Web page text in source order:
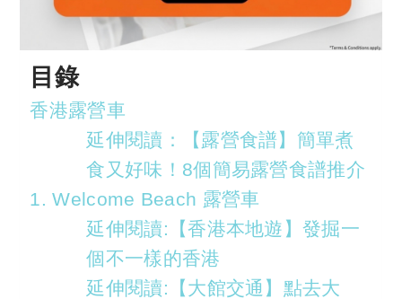
目錄
香港露營車
延伸閱讀：【露營食譜】簡單煮
食又好味！8個簡易露營食譜推介
1. Welcome Beach 露營車
延伸閱讀:【香港本地遊】發掘一
個不一樣的香港
延伸閱讀:【大館交通】點去大